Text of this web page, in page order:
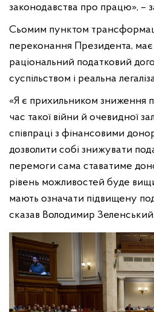
законодавства про працю», –
Сьомим пунктом
переконання Президента,
раціональний податковий
суспільством і реальна
«Я є прихильником зниження
час такої війни й очевидної
співпраці з фінансовими
дозволити собі знижувати
перемоги сама ставатиме
рівень можливостей буде
мають означати підвищену
сказав Володимир Зеленський.